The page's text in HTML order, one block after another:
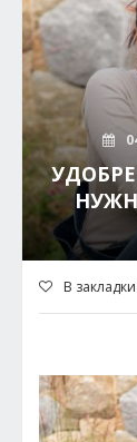
В закладки